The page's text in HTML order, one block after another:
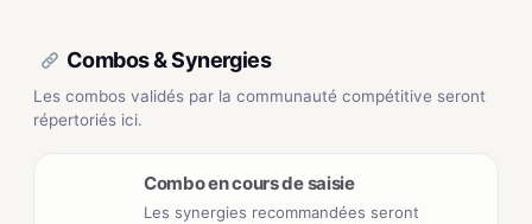
Combos & Synergies
Les combos validés par la communauté compétitive seront
répertoriés ici.
Combo en cours de saisie
Les synergies recommandées seront